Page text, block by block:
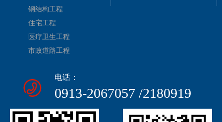
钢结构工程
住宅工程
医疗卫生工程
市政道路工程
电话：
0913-2067057 /2180919